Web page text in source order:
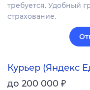
требуется. Удобный
страхование.
Курьер (Яндекс
до 200 000 ₽